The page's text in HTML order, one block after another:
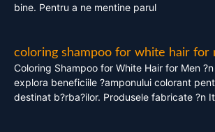
bine. Pentru a ne mentine parul
coloring shampoo for white hair for
Coloring Shampoo for White Hair for Men
explora beneficiile ?amponului colorant
destinat b?rba?ilor. Produsele fabricate ?n